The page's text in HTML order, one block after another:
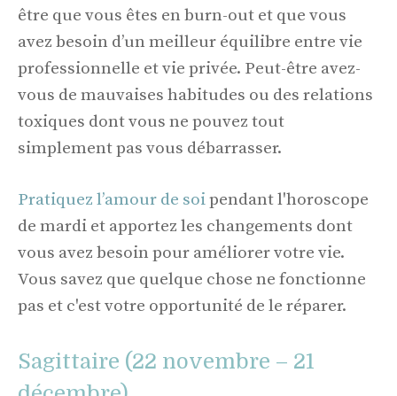
être que vous êtes en burn-out et que vous
avez besoin d’un meilleur équilibre entre vie
professionnelle et vie privée. Peut-être avez-
vous de mauvaises habitudes ou des relations
toxiques dont vous ne pouvez tout
simplement pas vous débarrasser.
Pratiquez l’amour de soipendant l'horoscope
de mardi et apportez les changements dont
vous avez besoin pour améliorer votre vie.
Vous savez que quelque chose ne fonctionne
pas et c'est votre opportunité de le réparer.
Sagittaire (22 novembre – 21